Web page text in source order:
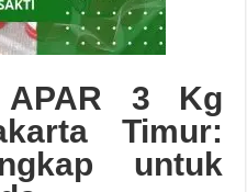
3 Kg
Timur:
untuk